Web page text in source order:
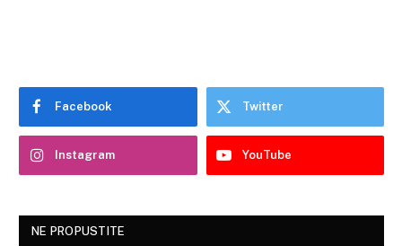
Facebook Twitter
Instagram YouTube
NE PROPUSTITE